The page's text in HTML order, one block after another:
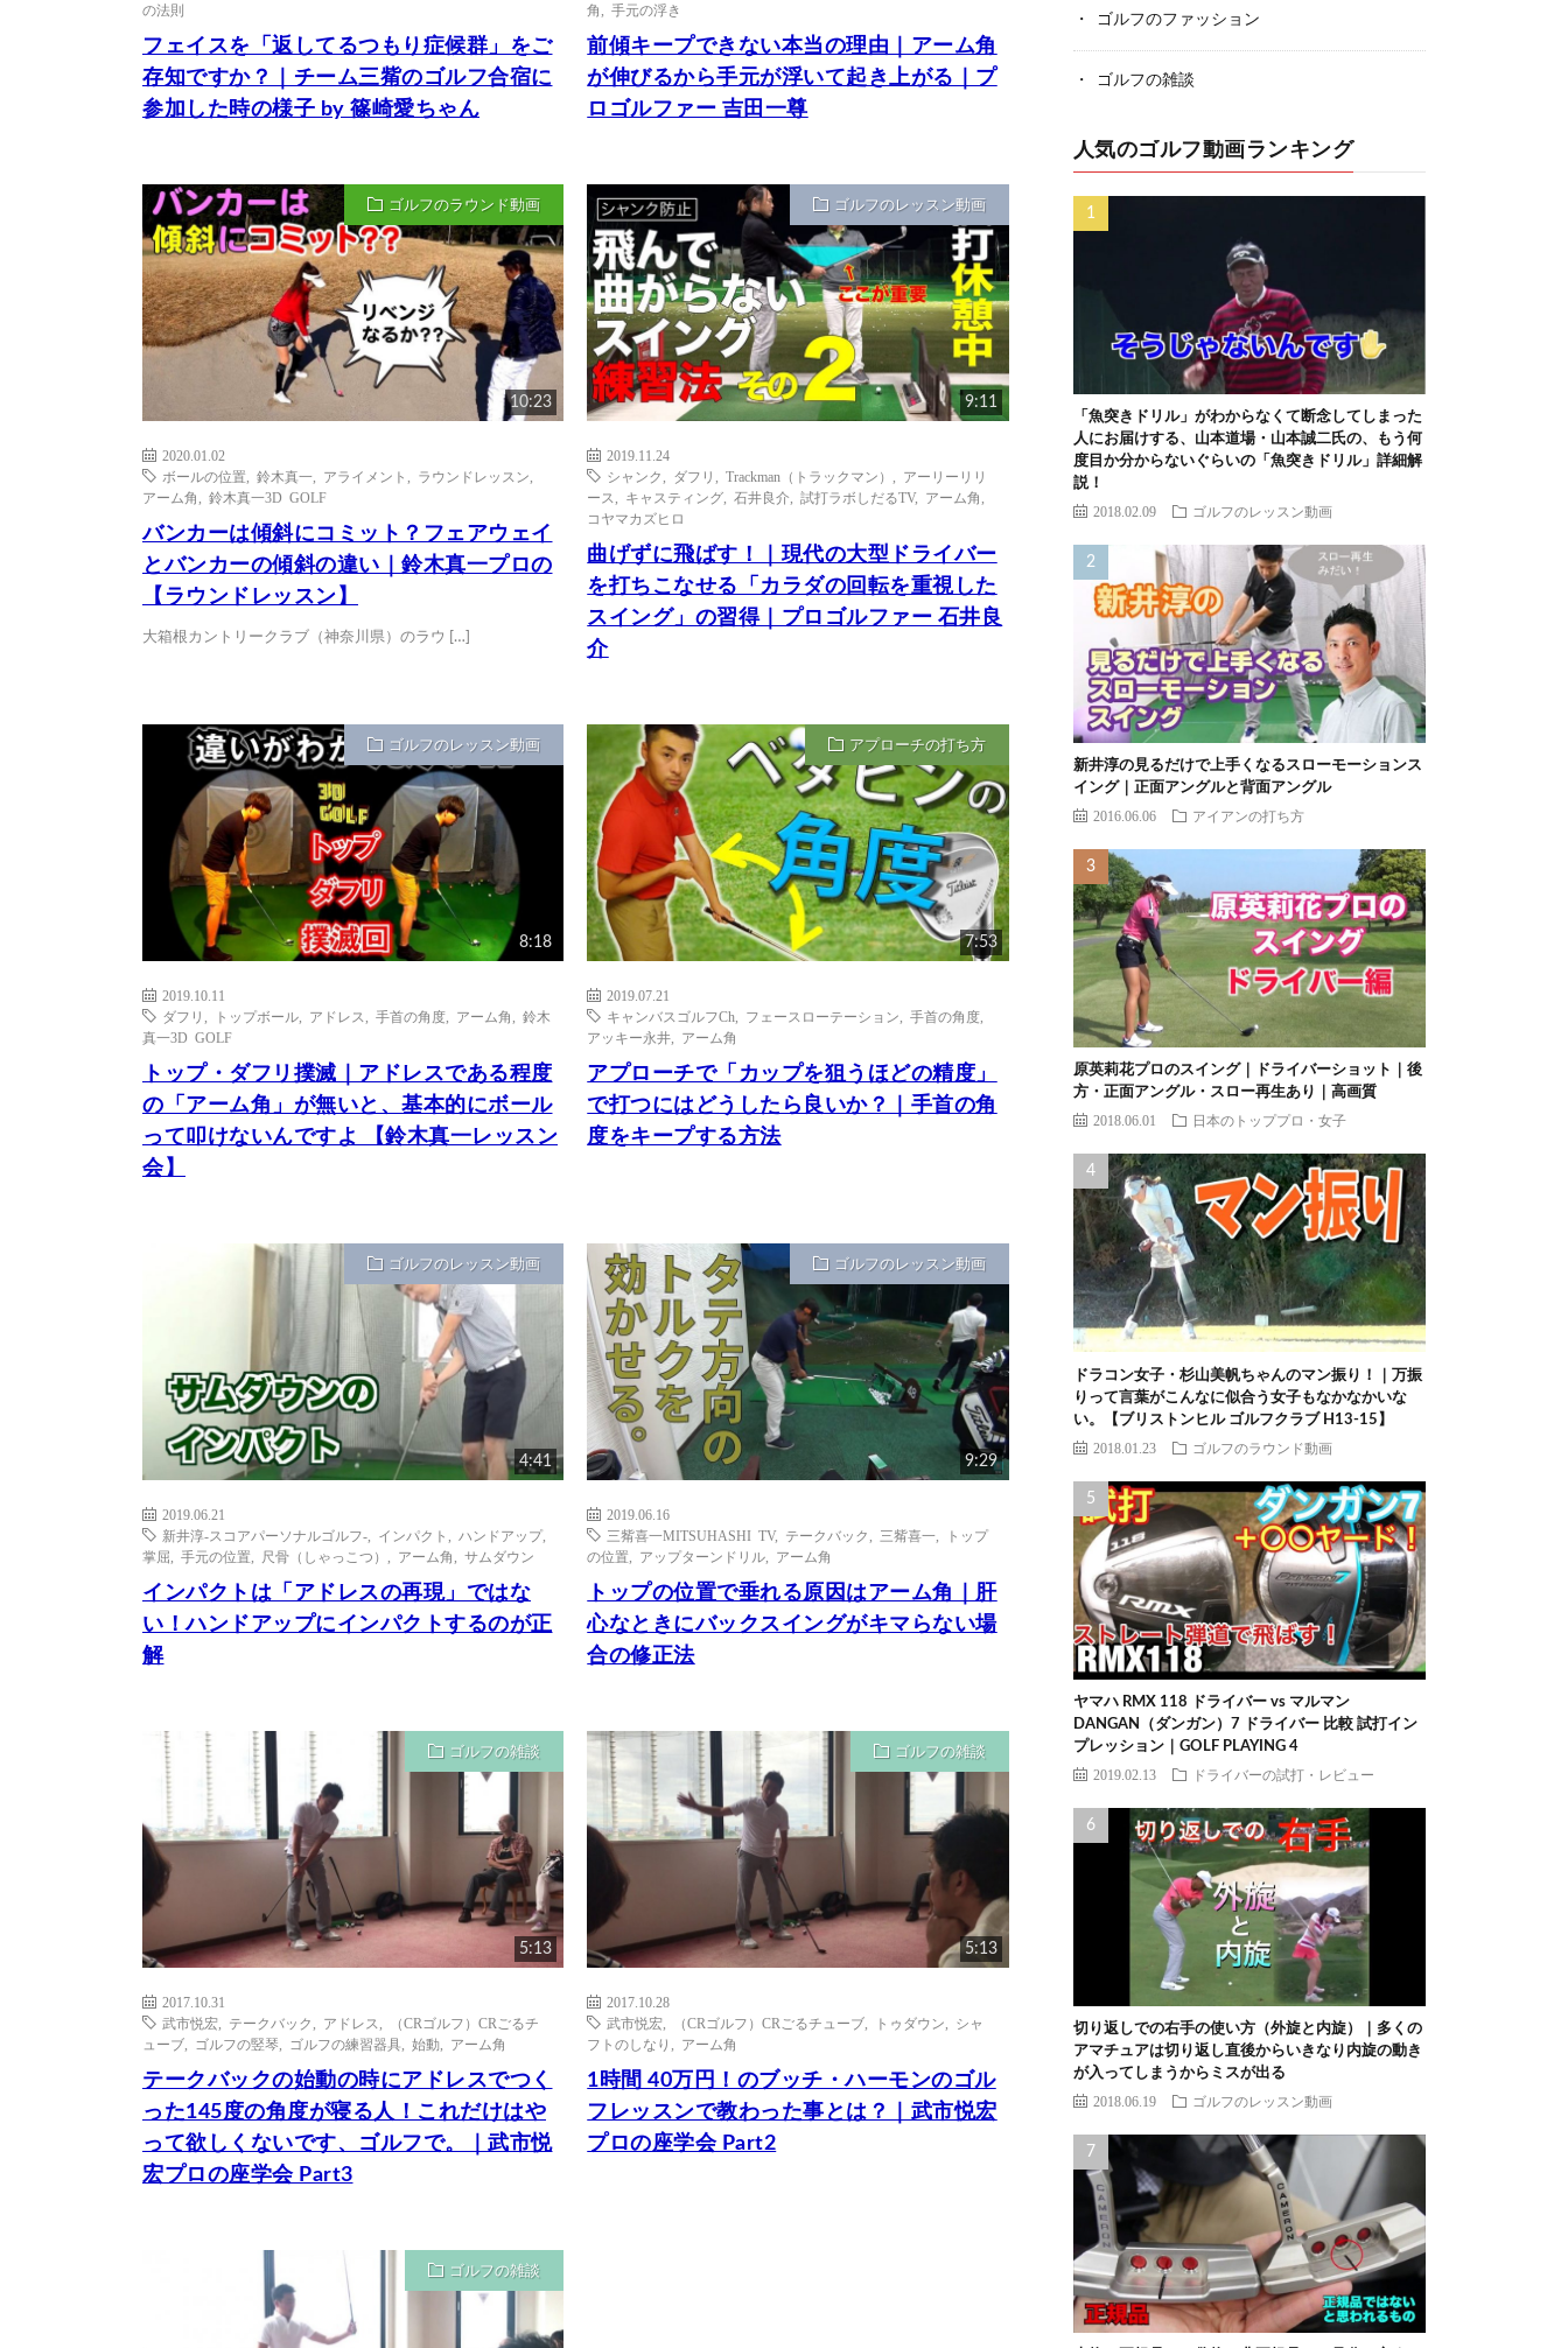
の法則
フェイスを「返してるつもり症候群」をご
存知ですか？｜チーム三觜のゴルフ合宿に
参加した時の様子 by 篠崎愛ちゃん
角
,手元の浮き
前傾キープできない本当の理由｜アーム角
が伸びるから手元が浮いて起き上がる｜プ
ロゴルファー 吉田一尊
ゴルフのラウンド動画
10:23
2020.01.02
ボールの位置
鈴木真一 アライメント ラウンドレッスン
アーム角
鈴木真一3D GOLF
バンカーは傾斜にコミット？フェアウェイ
とバンカーの傾斜の違い｜鈴木真一プロの
【ラウンドレッスン】
大箱根カントリークラブ（神奈川県）のラウ […]
ゴルフのレッスン動画
9:11
2019.11.24
シャンク
ダフリ ,Trackman（トラックマン）
アーリーリリ
ース
キャスティング ,石井良介 ,試打ラボしだるTV, アーム角
コヤマカズヒロ
曲げずに飛ばす！｜現代の大型ドライバー
を打ちこなせる「カラダの回転を重視した
スイング」の習得｜プロゴルファー 石井良
介
ゴルフのレッスン動画
8:18
2019.10.11
ダフリ
トップボール アドレス 手首の角度 アーム角
鈴木
真一3D GOLF
トップ・ダフリ撲滅｜アドレスである程度
の「アーム角」が無いと、基本的にボール
って叩けないんですよ 【鈴木真一レッスン
会】
アプローチの打ち方
7:53
2019.07.21
キャンバスゴルフCh
フェースローテーション ,手首の角度
アッキー永井
アーム角
アプローチで「カップを狙うほどの精度」
で打つにはどうしたら良いか？｜手首の角
度をキープする方法
ゴルフのレッスン動画
4:41
2019.06.21
新井淳-スコアパーソナルゴルフ-
インパクト ハンドアップ,
掌屈
手元の位置 尺骨（しゃっこつ） アーム角 サムダウン
インパクトは「アドレスの再現」ではな
い！ハンドアップにインパクトするのが正
解
ゴルフのレッスン動画
9:29
2019.06.16
三觜喜一MITSUHASHI TV, テークバック 三觜喜一
トップ
の位置
アップターンドリル アーム角
トップの位置で垂れる原因はアーム角｜肝
心なときにバックスイングがキマらない場
合の修正法
ゴルフの雑談
5:13
2017.10.31
武市悦宏
テークバック アドレス
（CRゴルフ）CRごるチ
ューブ
ゴルフの竪琴 ゴルフの練習器具 始動 アーム角
テークバックの始動の時にアドレスでつく
った145度の角度が寝る人！これだけはや
って欲しくないです、ゴルフで。｜武市悦
宏プロの座学会 Part3
ゴルフの雑談
5:13
2017.10.28
武市悦宏
（CRゴルフ）CRごるチューブ トゥダウン
シャ
フトのしなり
アーム角
1時間 40万円！のブッチ・ハーモンのゴル
フレッスンで教わった事とは？｜武市悦宏
プロの座学会 Part2
ゴルフの雑談
ゴルフのファッション
ゴルフの雑談
人気のゴルフ動画ランキング
「魚突きドリル」がわからなくて断念してしまった
人にお届けする、山本道場・山本誠二氏の、もう何
度目か分からないぐらいの「魚突きドリル」詳細解
説！
2018.02.09 ゴルフのレッスン動画
新井淳の見るだけで上手くなるスローモーションス
イング｜正面アングルと背面アングル
2016.06.06 アイアンの打ち方
原英莉花プロのスイング｜ドライバーショット｜後
方・正面アングル・スロー再生あり｜高画質
2018.06.01 日本のトッププロ・女子
ドラコン女子・杉山美帆ちゃんのマン振り！｜万振
りって言葉がこんなに似合う女子もなかなかいな
い。【ブリストンヒル ゴルフクラブ H13-15】
2018.01.23 ゴルフのラウンド動画
ヤマハ RMX 118 ドライバー vs マルマン
DANGAN（ダンガン）7 ドライバー 比較 試打イン
プレッション｜GOLF PLAYING 4
2019.02.13 ドライバーの試打・レビュー
切り返しでの右手の使い方（外旋と内旋）｜多くの
アマチュアは切り返し直後からいきなり内旋の動き
が入ってしまうからミスが出る
2018.06.19 ゴルフのレッスン動画